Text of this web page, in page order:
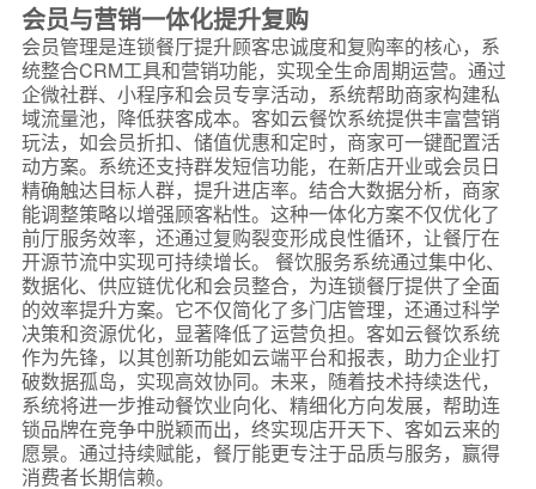
会员与营销一体化提升复购
会员管理是连锁餐厅提升顾客忠诚度和复购率的核心，系
统整合CRM工具和营销功能，实现全生命周期运营。通过
企微社群、小程序和会员专享活动，系统帮助商家构建私
域流量池，降低获客成本。客如云餐饮系统提供丰富营销
玩法，如会员折扣、储值优惠和定时，商家可一键配置活
动方案。系统还支持群发短信功能，在新店开业或会员日
精确触达目标人群，提升进店率。结合大数据分析，商家
能调整策略以增强顾客粘性。这种一体化方案不仅优化了
前厅服务效率，还通过复购裂变形成良性循环，让餐厅在
开源节流中实现可持续增长。 餐饮服务系统通过集中化、
数据化、供应链优化和会员整合，为连锁餐厅提供了全面
的效率提升方案。它不仅简化了多门店管理，还通过科学
决策和资源优化，显著降低了运营负担。客如云餐饮系统
作为先锋，以其创新功能如云端平台和报表，助力企业打
破数据孤岛，实现高效协同。未来，随着技术持续迭代，
系统将进一步推动餐饮业向化、精细化方向发展，帮助连
锁品牌在竞争中脱颖而出，终实现店开天下、客如云来的
愿景。通过持续赋能，餐厅能更专注于品质与服务，赢得
消费者长期信赖。